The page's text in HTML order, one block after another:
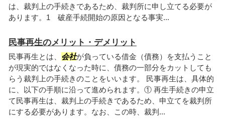
は、裁判上の手続きであるため、裁判所に申し立てる必要が
あります。1 破産手続開始の原因となる事実...
民事再生のメリット・デメリット
民事再生とは、 会社が負っている借金（債務）を支払うこと
が現実的ではなくなった時に、債務の一部分をカットしても
らう裁判上の手続きのことをいいます。 民事再生は、具体的
に、以下の手順に沿って進められます。① 再生手続きの申立
て民事再生は、裁判上の手続きであるため、申立てを裁判所
にする必要があります。なお、この時、裁判...